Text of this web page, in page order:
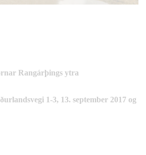
Rangárþings ytra
1-3, 13. september 2017 og